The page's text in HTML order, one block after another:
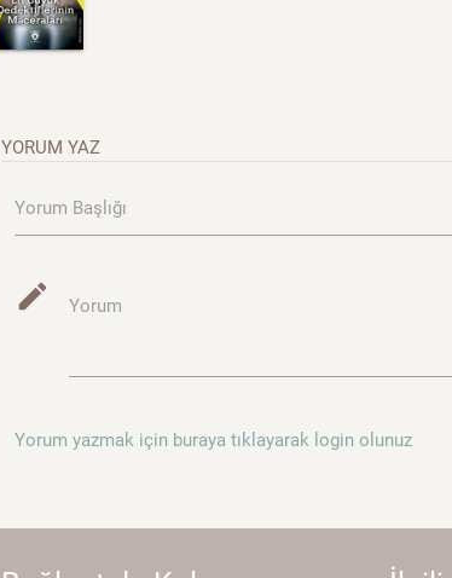
YORUM YAZ
Yorum Başlığı
mode_edit Yorum
Yorum yazmak için buraya tıklayarak login olunuz